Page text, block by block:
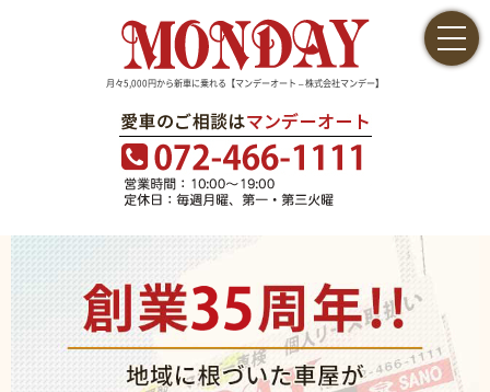
月々5,000円から新車に乗れる【マンデーオート – 株式会社マンデー】